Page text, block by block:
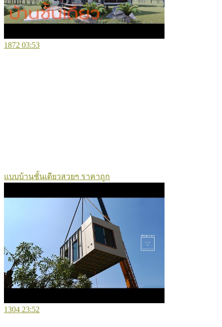
1872 03:53
แบบบ้านชั้นเดียวสวยๆ ราคาถูก
1304 23:52